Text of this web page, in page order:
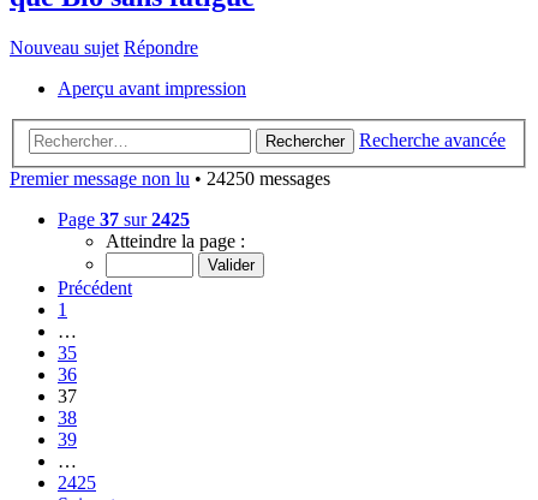
Nouveau sujet Répondre
Aperçu avant impression
Rechercher
Recherche avancée
Premier message non lu • 24250 messages
Page 37 sur2425
Atteindre la page :
Précédent
1
…
35
36
37
38
39
…
2425